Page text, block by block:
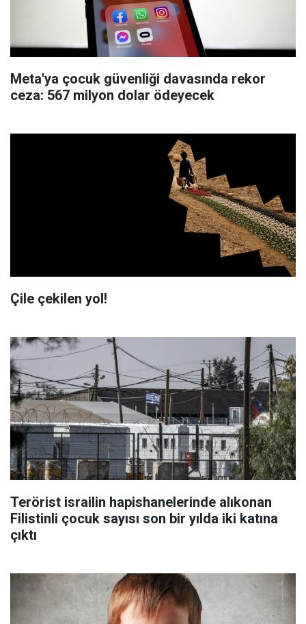
Meta'ya çocuk güvenliği davasında rekor
ceza: 567 milyon dolar ödeyecek
Çile çekilen yol!
Terörist israilin hapishanelerinde alıkonan
Filistinli çocuk sayısı son bir yılda iki katına
çıktı